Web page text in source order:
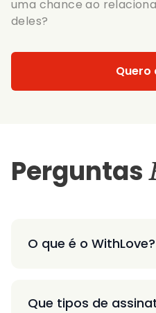
uma chance ao
deles?
Quero
Perguntas
O que é o WithLove?
Que tipos de